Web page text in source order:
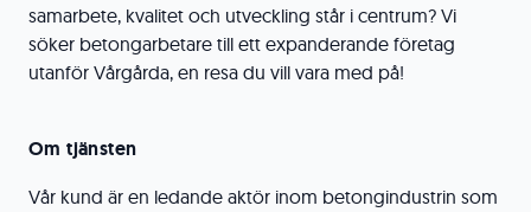
samarbete, kvalitet och utveckling står i centrum? Vi
söker betongarbetare till ett expanderande företag
utanför Vårgårda, en resa du vill vara med på!
Om tjänsten
Vår kund är en ledande aktör inom betongindustrin som